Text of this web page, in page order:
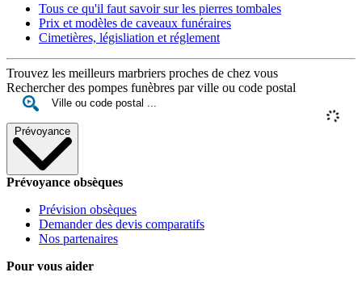
Tous ce qu'il faut savoir sur les pierres tombales
Prix et modèles de caveaux funéraires
Cimetières, législiation et réglement
Trouvez les meilleurs marbriers proches de chez vous
Rechercher des pompes funèbres par ville ou code postal
Prévoyance
Prévoyance obsèques
Prévision obsèques
Demander des devis comparatifs
Nos partenaires
Pour vous aider